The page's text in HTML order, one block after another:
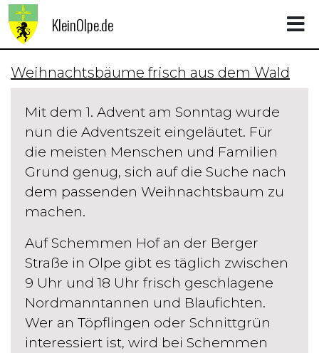
KleinOlpe.de
Weihnachtsbäume frisch aus dem Wald
Mit dem 1. Advent am Sonntag wurde
nun die Adventszeit eingeläutet. Für
die meisten Menschen und Familien
Grund genug, sich auf die Suche nach
dem passenden Weihnachtsbaum zu
machen.
Auf Schemmen Hof an der Berger
Straße in Olpe gibt es täglich zwischen
9 Uhr und 18 Uhr frisch geschlagene
Nordmanntannen und Blaufichten.
Wer an Töpflingen oder Schnittgrün
interessiert ist, wird bei Schemmen